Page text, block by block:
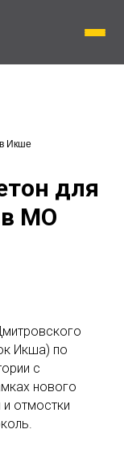
Икше
для
МО
Икша) по
с
нового
отмостки